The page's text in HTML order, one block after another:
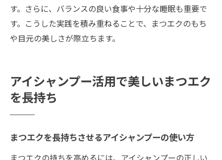
す。さらに、バランスの良い食事や十分な睡眠も重要で
す。こうした実践を積み重ねることで、まつエクのもち
や目元の美しさが際立ちます。
アイシャンプー活用で美しいまつエク
を長持ち
まつエクを長持ちさせるアイシャンプーの使い方
まつエクの持ちを高めるには、アイシャンプーの正しい